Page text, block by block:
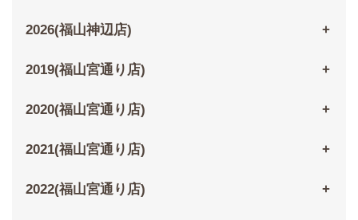
2026(福山神辺店)
2019(福山宮通り店)
2020(福山宮通り店)
2021(福山宮通り店)
2022(福山宮通り店)